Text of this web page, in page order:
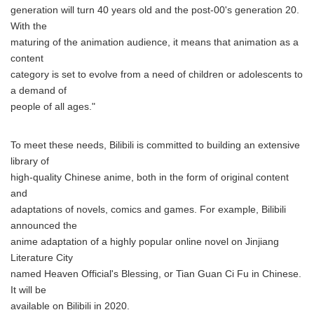
generation will turn 40 years old and the post-00's generation 20.
With the
maturing of the animation audience, it means that animation as a
content
category is set to evolve from a need of children or adolescents to
a demand of
people of all ages."
To meet these needs, Bilibili is committed to building an extensive
library of
high-quality Chinese anime, both in the form of original content
and
adaptations of novels, comics and games. For example, Bilibili
announced the
anime adaptation of a highly popular online novel on Jinjiang
Literature City
named Heaven Official's Blessing, or Tian Guan Ci Fu in Chinese.
It will be
available on Bilibili in 2020.